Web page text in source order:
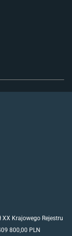
XX Krajowego Rejestru
800,00 PLN